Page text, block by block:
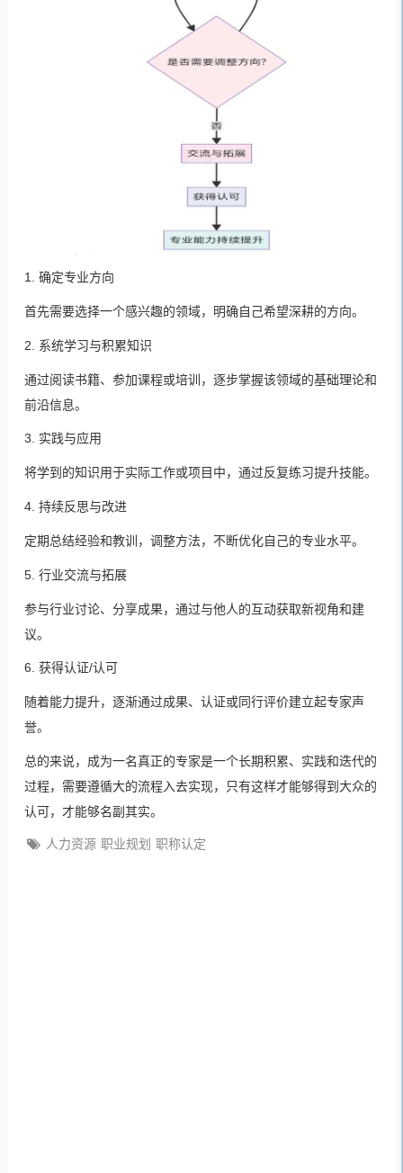
1. 确定专业方向
首先需要选择一个感兴趣的领域，明确自己希望深耕的方向。
2. 系统学习与积累知识
通过阅读书籍、参加课程或培训，逐步掌握该领域的基础理论和
前沿信息。
3. 实践与应用
将学到的知识用于实际工作或项目中，通过反复练习提升技能。
4. 持续反思与改进
定期总结经验和教训，调整方法，不断优化自己的专业水平。
5. 行业交流与拓展
参与行业讨论、分享成果，通过与他人的互动获取新视角和建
议。
6. 获得认证/认可
随着能力提升，逐渐通过成果、认证或同行评价建立起专家声
誉。
总的来说，成为一名真正的专家是一个长期积累、实践和迭代的
过程，需要遵循大的流程入去实现，只有这样才能够得到大众的
认可，才能够名副其实。
人力资源 职业规划 职称认定